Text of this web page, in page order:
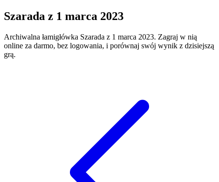
Szarada z 1 marca 2023
Archiwalna łamigłówka Szarada z 1 marca 2023. Zagraj w nią
online za darmo, bez logowania, i porównaj swój wynik z dzisiejszą
grą.